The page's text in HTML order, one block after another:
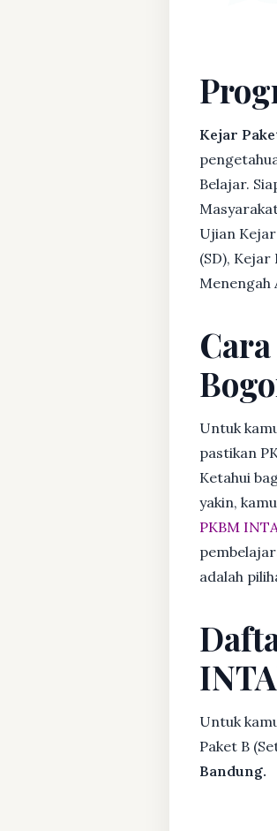
Kejar
Belajar.
Ujian
(SD),
Menengah
Untuk
pastikan
Ketahui
yakin,
PKBM
adalah
Untuk
Paket B
Bandung.